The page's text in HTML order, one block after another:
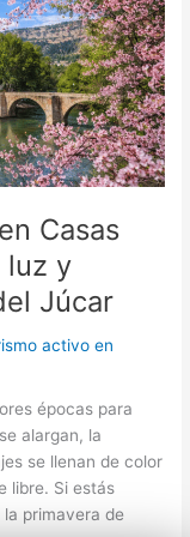
Casas
luz y
Júcar
activo en
épocas para
alargan, la
se llenan de color
libre. Si estás
primavera de